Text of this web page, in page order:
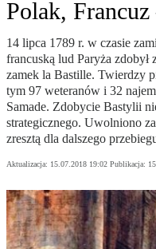
Polak,
14 lipca 1789 r. w czasie
francuską lud Paryża
zamek la Bastille. Twierdzy
tym 97 weteranów i 32
Samade. Zdobycie Bastylii
strategicznego. Uwolniono
zresztą dla dalszego
Aktualizacja: 15.07.2018 19:02 Publikacja: